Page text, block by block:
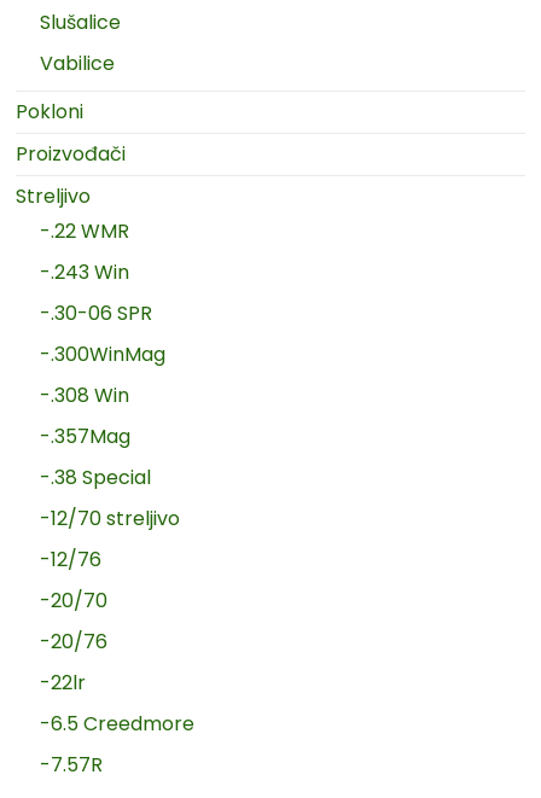
Slušalice
Vabilice
Pokloni
Proizvođači
Streljivo
-.22 WMR
-.243 Win
-.30-06 SPR
-.300WinMag
-.308 Win
-.357Mag
-.38 Special
-12/70 streljivo
-12/76
-20/70
-20/76
-22lr
-6.5 Creedmore
-7.57R